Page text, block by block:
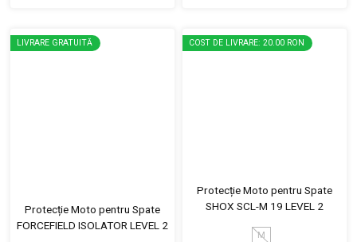
LIVRARE GRATUITĂ
Protecție Moto pentru Spate
FORCEFIELD ISOLATOR LEVEL 2
COST DE LIVRARE: 20.00 RON
Protecție Moto pentru Spate
SHOX SCL-M 19 LEVEL 2
M